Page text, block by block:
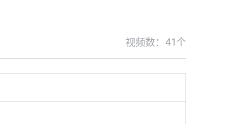
视频数： 41个